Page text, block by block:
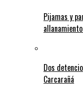
Pijamas y
Dos
Carcarañá